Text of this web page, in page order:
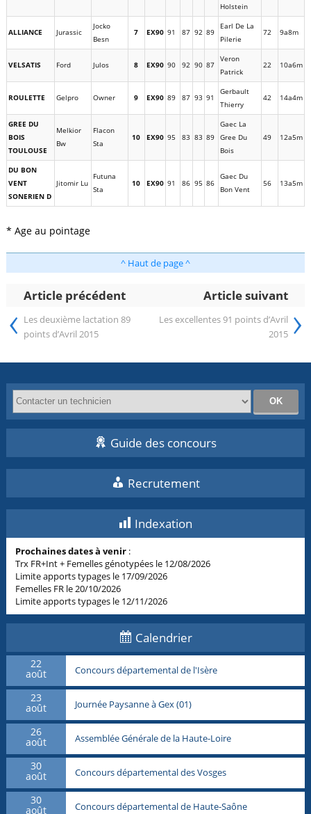
Holstein
ALLIANCE Jurassic
Jocko
Besn
7 EX90 91 87 92 89
Earl De La
Pilerie
72 9a8m
VELSATIS Ford Julos 8 EX90 90 92 90 87
Veron
Patrick
22 10a6m
ROULETTE Gelpro Owner 9 EX90 89 87 93 91
Gerbault
Thierry
42 14a4m
GREE DU
BOIS
TOULOUSE
Melkior
Bw
Flacon
Sta
10 EX90 95 83 83 89
Gaec La
Gree Du
Bois
49 12a5m
DU BON
VENT
SONERIEN D
Jitomir Lu
Futuna
Sta
10 EX90 91 86 95 86
Gaec Du
Bon Vent
56 13a5m
* Age au pointage
^ Haut de page ^
Article précédent Article suivant
‹ Les deuxième lactation 89
points d’Avril 2015
Les excellentes 91 points d’Avril
2015 ›
Guide des concours
Recrutement
Indexation
Prochaines dates à venir :
Trx FR+Int + Femelles génotypées le 12/08/2026
Limite apports typages le 17/09/2026
Femelles FR le 20/10/2026
Limite apports typages le 12/11/2026
Calendrier
22
août Concours départemental de l'Isère
23
août Journée Paysanne à Gex (01)
26
août Assemblée Générale de la Haute-Loire
30
août Concours départemental des Vosges
30
août Concours départemental de Haute-Saône